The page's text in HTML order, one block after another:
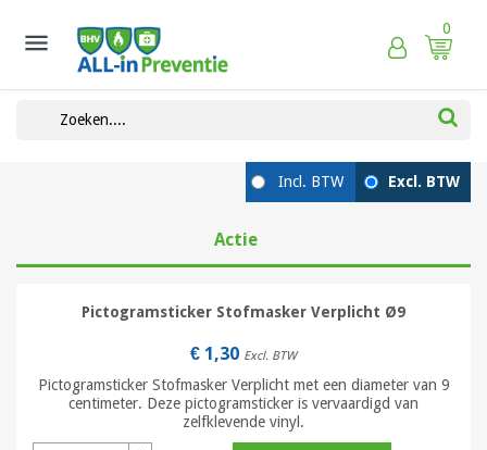
 0
Actie
Pictogramsticker Stofmasker Verplicht Ø9
€ 1,30 Excl. BTW
Pictogramsticker Stofmasker Verplicht met een diameter van 9
centimeter. Deze pictogramsticker is vervaardigd van
zelfklevende vinyl.